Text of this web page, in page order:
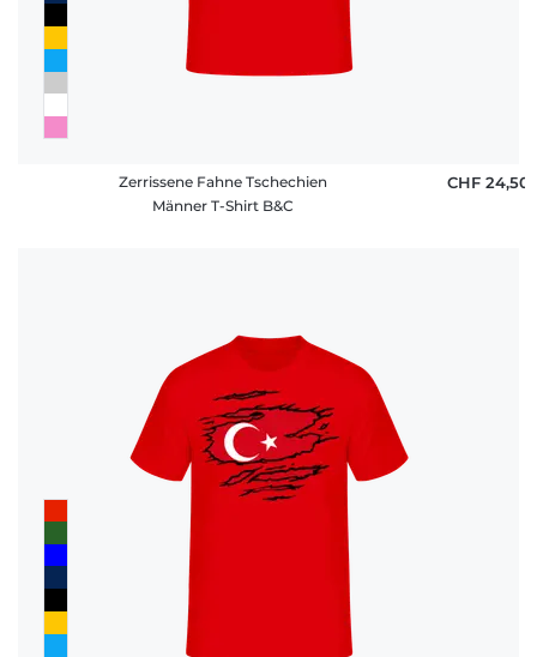
Zerrissene Fahne Tschechien
Männer T-Shirt B&C
CHF 24,50